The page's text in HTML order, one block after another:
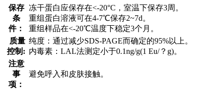
保存
条
件：
冻干蛋白应保存在<-20°C，室温下保存3周。
重组蛋白溶液可在4-7℃保存2~7d。
重组样品在<-20℃温度下稳定3个月。
质量
控制:
纯度：通过减少SDS-PAGE而确定的95%以上。
内毒素：LAL法测定小于0.1ng/g(1 Eu/？g)。
注意
事
项：
避免呼入和皮肤接触。